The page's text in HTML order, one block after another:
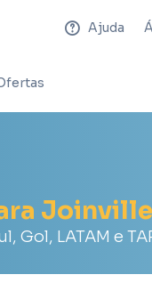
Ajuda
Joinville
Gol, LATAM e